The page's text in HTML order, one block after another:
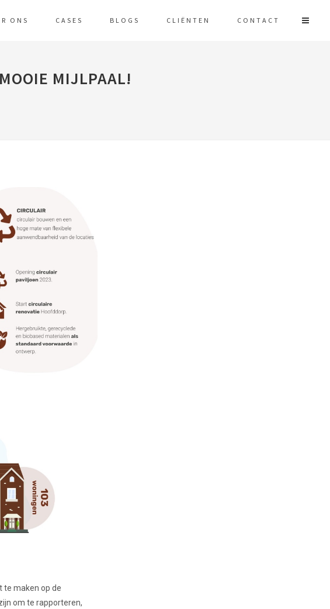
ONS CASES BLOGS CLIËNTEN CONTACT
MIJLPAAL!
te maken op de
om te rapporteren,